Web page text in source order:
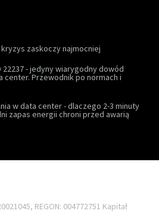
zaskoczy najmocniej
22237 - jedyny wiarygodny dowód
Przewodnik po normach i
w data center - dlaczego 2-3 minuty
zapas energii chroni przed awarią
REGON: 004772751 Kapitał